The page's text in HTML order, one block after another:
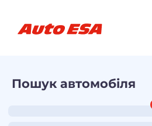
Пошук автомобіля